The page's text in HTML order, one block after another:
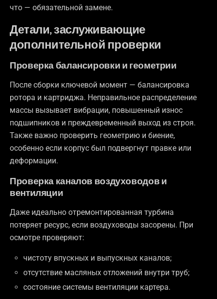
что — обязательной замене.
Детали, заслуживающие
дополнительной проверки
Проверка балансировки и геометрии
После сборки ключевой момент — балансировка
ротора и картриджа. Неправильное распределение
массы вызывает вибрации, повышенный износ
подшипников и преждевременный выход из строя.
Также важно проверить геометрию и биение,
особенно если корпус был подвергнут правке или
деформации.
Проверка каналов воздуховодов и
вентиляции
Даже идеально отремонтированная турбина
потеряет ресурс, если воздуховоды засорены. При
осмотре проверяют:
чистоту впускных и выпускных каналов;
отсутствие масляных отложений внутри труб;
состояние системы вентиляции картера.